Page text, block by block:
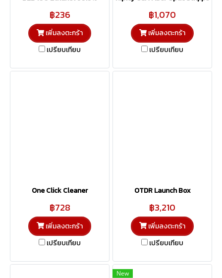
฿236
เพิ่มลงตะกร้า
เปรียบเทียบ
฿1,070
เพิ่มลงตะกร้า
เปรียบเทียบ
One Click Cleaner
฿728
เพิ่มลงตะกร้า
เปรียบเทียบ
OTDR Launch Box
฿3,210
เพิ่มลงตะกร้า
เปรียบเทียบ
New